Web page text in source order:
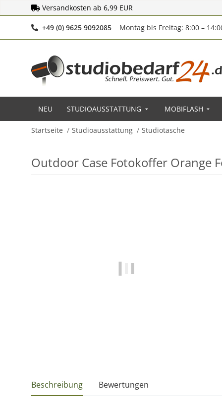
Versandkosten ab 6,99 EUR
+49 (0) 9625 9092085Telefonnummer
Montag bis Freitag: 8:00 –
NEU STUDIOAUSSTATTUNG MOBIFLASH
Startseite Studioausstattung Studiotasche
Outdoor Case Fotokoffer Orange
Beschreibung Bewertungen